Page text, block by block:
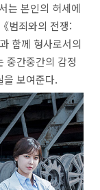
는 본인의 허세에
범죄와의 전쟁:
함께 형사로서의
중간중간의 감정
보여준다.